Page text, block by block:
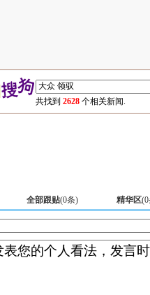
共找到 2628 个相关新闻.
全部跟贴(0条) 精华区(0